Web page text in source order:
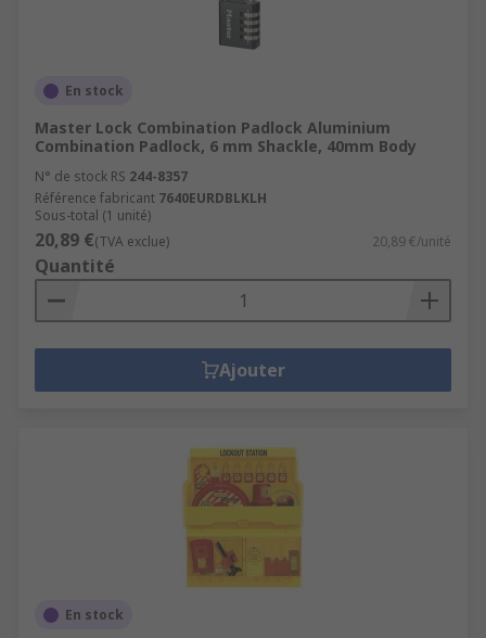
En stock
Master Lock Combination Padlock Aluminium
Combination Padlock, 6 mm Shackle, 40mm Body
N° de stock RS 244-8357
Référence fabricant 7640EURDBLKLH
Sous-total (1 unité)
20,89 €(TVA exclue) 20,89 €/unité
Quantité
Ajouter
En stock